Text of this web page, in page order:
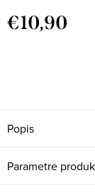
€10,90
Popis
Parametre